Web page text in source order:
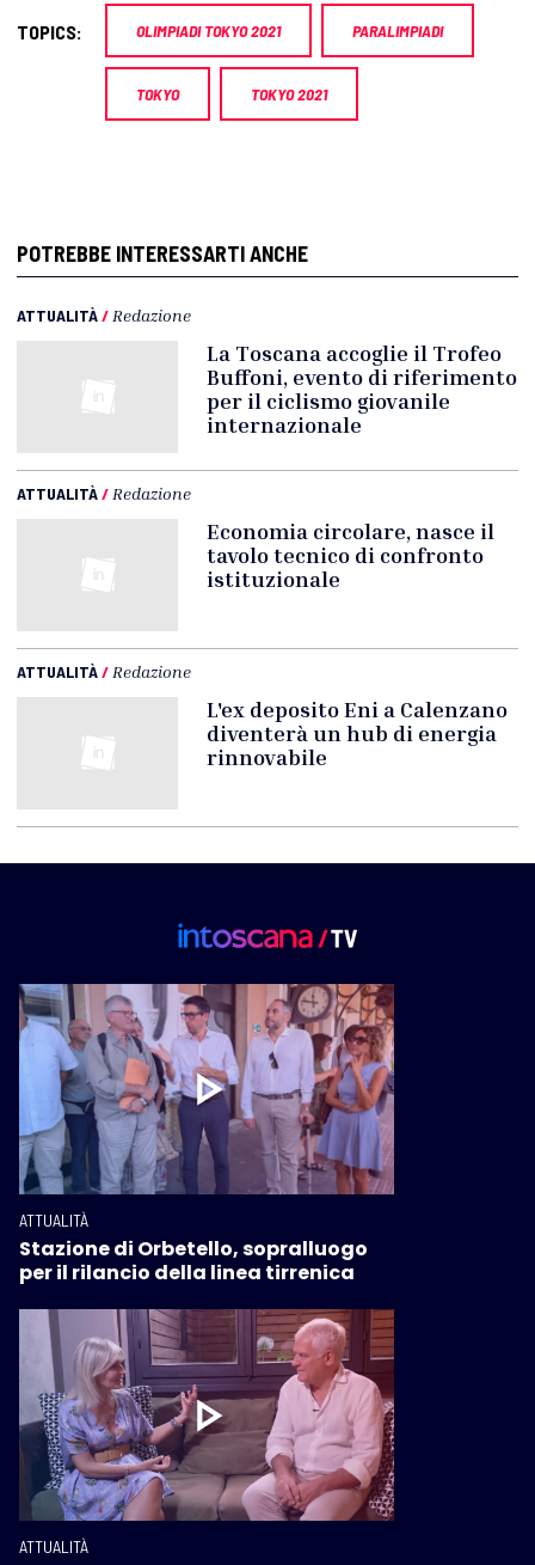
TOPICS: OLIMPIADI TOKYO 2021 PARALIMPIADI
TOKYO TOKYO 2021
POTREBBE INTERESSARTI ANCHE
ATTUALITÀ/ Redazione
La Toscana accoglie il Trofeo
Buffoni, evento di riferimento
per il ciclismo giovanile
internazionale
ATTUALITÀ/ Redazione
Economia circolare, nasce il
tavolo tecnico di confronto
istituzionale
ATTUALITÀ/ Redazione
L'ex deposito Eni a Calenzano
diventerà un hub di energia
rinnovabile
ATTUALITÀ
Stazione di Orbetello, sopralluogo
per il rilancio della linea tirrenica
ATTUALITÀ